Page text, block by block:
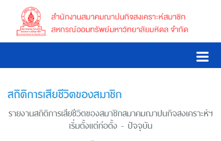
สถิติการเสียชีวิตของสมาชิก
รายงานสถิติการเสียชีวิตของสมาชิกสมาคมฌาปนกิจสงเคราะห์ฯ
เริ่มตั้งแต่ก่อตั้ง - ปัจจุบัน